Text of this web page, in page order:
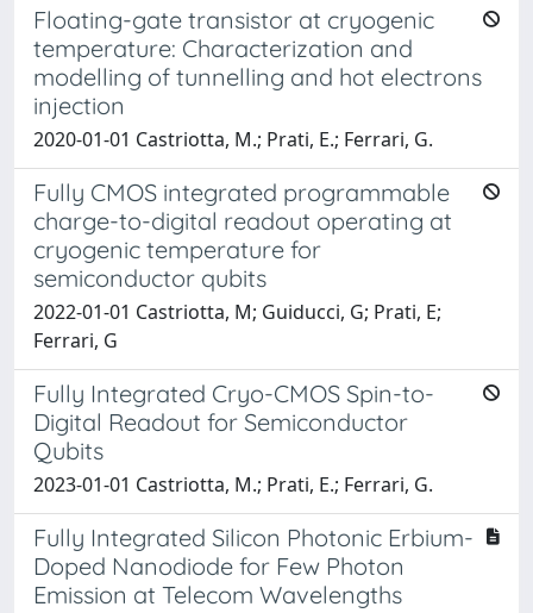
Floating-gate transistor at cryogenic
temperature: Characterization and
modelling of tunnelling and hot electrons
injection
2020-01-01 Castriotta, M.; Prati, E.; Ferrari, G.
Fully CMOS integrated programmable
charge-to-digital readout operating at
cryogenic temperature for
semiconductor qubits
2022-01-01 Castriotta, M; Guiducci, G; Prati, E;
Ferrari, G
Fully Integrated Cryo-CMOS Spin-to-
Digital Readout for Semiconductor
Qubits
2023-01-01 Castriotta, M.; Prati, E.; Ferrari, G.
Fully Integrated Silicon Photonic Erbium-
Doped Nanodiode for Few Photon
Emission at Telecom Wavelengths